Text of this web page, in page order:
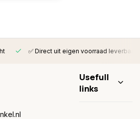
✅ Direct uit eigen voorraad leverbaar
Usefull
links